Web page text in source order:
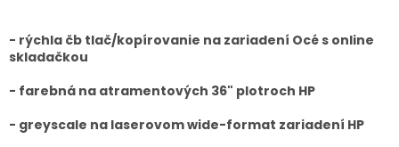
- rýchla čb tlač/kopírovanie na zariadení Océ s online
skladačkou
- farebná na atramentových 36" plotroch HP
- greyscale na laserovom wide-format zariadení HP